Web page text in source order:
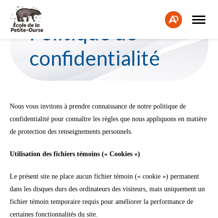
Ouvrir
la
la
site
Politique de
confidentialité
Nous vous invitons à prendre connaissance de notre politique de
confidentialité pour connaître les règles que nous appliquons en matière
de protection des renseignements personnels.
Utilisation des fichiers témoins (« Cookies »)
Le présent site ne place aucun fichier témoin (« cookie ») permanent
dans les disques durs des ordinateurs des visiteurs, mais uniquement un
fichier témoin temporaire requis pour améliorer la performance de
certaines fonctionnalités du site.